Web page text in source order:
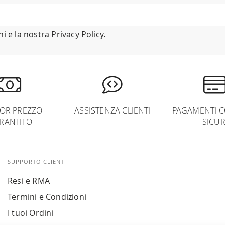
e la nostra Privacy Policy.
PREZZO
ASSISTENZA CLIENTI
PAGAMENTI
SUPPORTO CLIENTI
Resi e RMA
Termini e Condizioni
I tuoi Ordini